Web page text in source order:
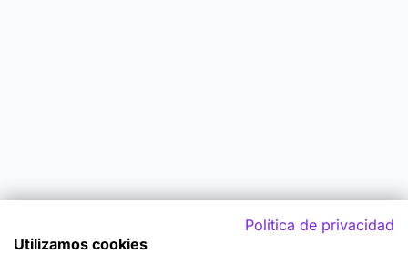
Política de privacidad
Utilizamos cookies